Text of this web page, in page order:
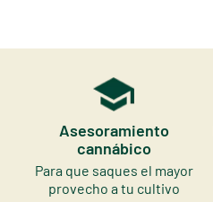
Asesoramiento
cannábico
Para que saques el mayor
provecho a tu cultivo